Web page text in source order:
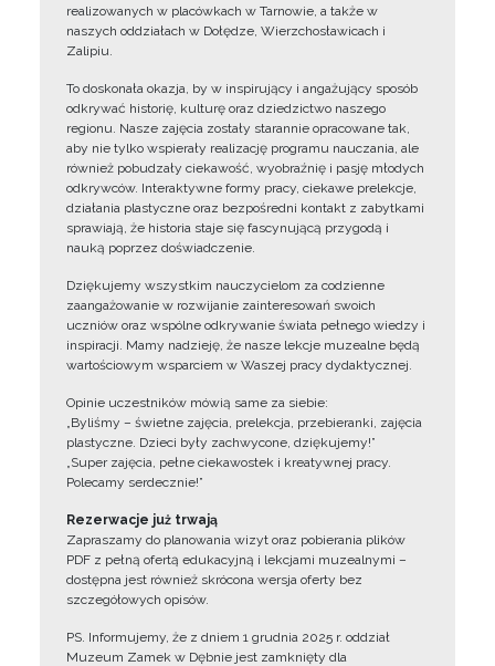
realizowanych w placówkach w Tarnowie, a także w
naszych oddziałach w Dołędze, Wierzchosławicach i
Zalipiu.
To doskonała okazja, by w inspirujący i angażujący sposób
odkrywać historię, kulturę oraz dziedzictwo naszego
regionu. Nasze zajęcia zostały starannie opracowane tak,
aby nie tylko wspierały realizację programu nauczania, ale
również pobudzały ciekawość, wyobraźnię i pasję młodych
odkrywców. Interaktywne formy pracy, ciekawe prelekcje,
działania plastyczne oraz bezpośredni kontakt z zabytkami
sprawiają, że historia staje się fascynującą przygodą i
nauką poprzez doświadczenie.
Dziękujemy wszystkim nauczycielom za codzienne
zaangażowanie w rozwijanie zainteresowań swoich
uczniów oraz wspólne odkrywanie świata pełnego wiedzy i
inspiracji. Mamy nadzieję, że nasze lekcje muzealne będą
wartościowym wsparciem w Waszej pracy dydaktycznej.
Opinie uczestników mówią same za siebie:
„Byliśmy – świetne zajęcia, prelekcja, przebieranki, zajęcia
plastyczne. Dzieci były zachwycone, dziękujemy!”
„Super zajęcia, pełne ciekawostek i kreatywnej pracy.
Polecamy serdecznie!”
Rezerwacje już trwają
Zapraszamy do planowania wizyt oraz pobierania plików
PDF z pełną ofertą edukacyjną i lekcjami muzealnymi –
dostępna jest również skrócona wersja oferty bez
szczegółowych opisów.
PS. Informujemy, że z dniem 1 grudnia 2025 r. oddział
Muzeum Zamek w Dębnie jest zamknięty dla